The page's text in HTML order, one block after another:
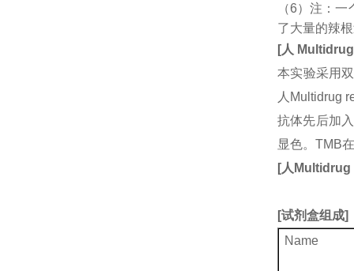
（6）注：
了大量的辣
[人
本实验采用
人Multidrug
抗体先后加
显色。TMB
[人
[试剂盒组成]
Name